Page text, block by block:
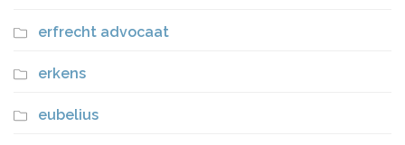
erfrecht advocaat
erkens
eubelius